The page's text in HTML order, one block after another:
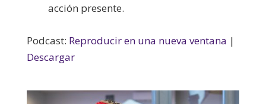
acción presente.
Podcast: Reproducir en una nueva ventana |
Descargar